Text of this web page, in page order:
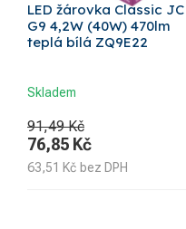
LED žárovka Classic JC
G9 4,2W (40W) 470lm
teplá bílá ZQ9E22
Skladem
91,49 Kč
76,85 Kč
63,51 Kč bez DPH